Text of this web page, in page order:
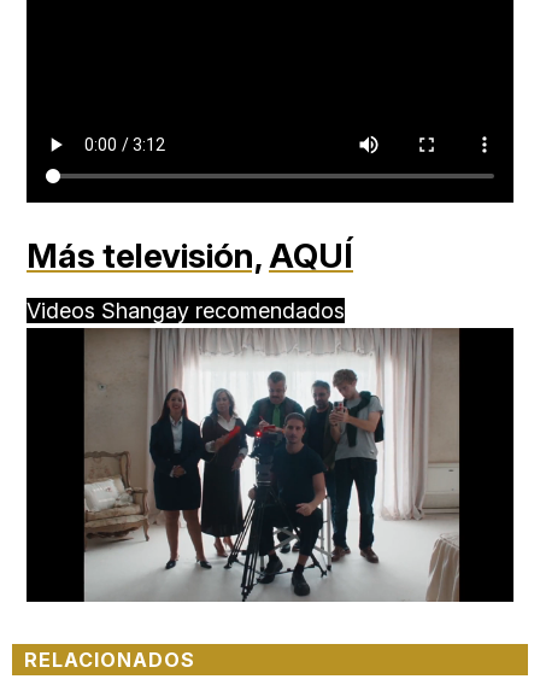
Más televisión,AQUÍ
Videos Shangay recomendados
Loaded
66.12%
RELACIONADOS